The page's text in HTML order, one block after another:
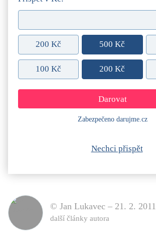
200 Kč 500 Kč
100 Kč 200 Kč
Zabezpečeno darujme.cz
Nechci přispět
© Jan Lukavec – 21. 2. 2011
další články autora